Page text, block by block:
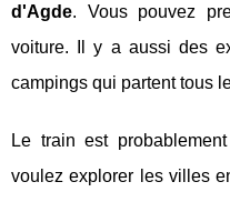
d'Agde. Vous pouvez
voiture. Il y a aussi des
campings qui partent tous
Le train est
voulez explorer les villes